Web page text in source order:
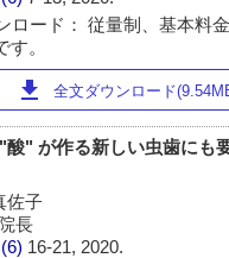
ロード： 従量制、基本料
す。
download 全文ダウンロード
" が作る新しい虫歯にも
佐子
長
16-21, 2020.